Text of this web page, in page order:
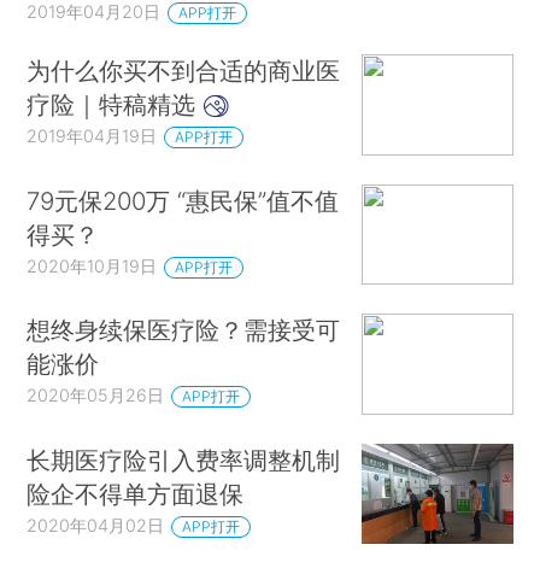
2019年04月20日 APP打开
为什么你买不到合适的商业医
疗险｜特稿精选
2019年04月19日 APP打开
79元保200万 “惠民保”值不值
得买？
2020年10月19日 APP打开
想终身续保医疗险？需接受可
能涨价
2020年05月26日 APP打开
长期医疗险引入费率调整机制
险企不得单方面退保
2020年04月02日 APP打开